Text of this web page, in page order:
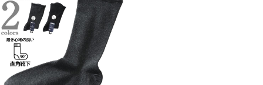
※【ボトムの裾上げをご希望の場合】
裾上げ料金は500円+税となります。
備考欄に股下●cmとご記入下さい。（裾上げ無料対象商品は1本につき税込6,000円以
上の品が対象。1本5,999円以下の商品は有料（500円+税）となります。）
出荷まで約1週間～20日間程お時間を頂く場合がございます。
尚、裾上げした商品は返品・交換不可となりますので、予めご了承下さい。
一部、お直しに対応出来ない商品がございます。(例：裾にファスナーや調節ひもが付
いている、極端なデザインが施されている等)